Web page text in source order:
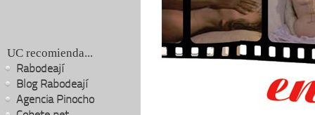
UC recomienda...
Rabodeají
Blog Rabodeají
Agencia Pinocho